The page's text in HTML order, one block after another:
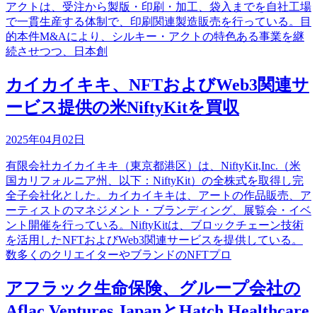
アクトは、受注から製版・印刷・加工、袋入までを自社工場
で一貫生産する体制で、印刷関連製造販売を行っている。目
的本件M&Aにより、シルキー・アクトの特色ある事業を継
続させつつ、日本創
カイカイキキ、NFTおよびWeb3関連サ
ービス提供の米NiftyKitを買収
2025年04月02日
有限会社カイカイキキ（東京都港区）は、NiftyKit,Inc.（米
国カリフォルニア州、以下：NiftyKit）の全株式を取得し完
全子会社化とした。カイカイキキは、アートの作品販売、ア
ーティストのマネジメント・ブランディング、展覧会・イベ
ント開催を行っている。NiftyKitは、ブロックチェーン技術
を活用したNFTおよびWeb3関連サービスを提供している。
数多くのクリエイターやブランドのNFTプロ
アフラック生命保険、グループ会社の